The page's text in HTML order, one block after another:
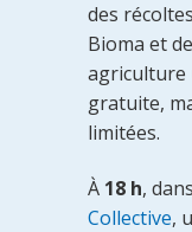
des
Bioma et
agriculture
gratuite,
limitées.
À 18 h,
Collective,